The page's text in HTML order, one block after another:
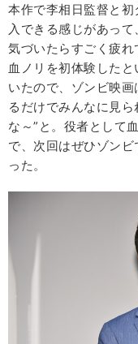
本作で李相日監督と
入できる感じがあって
気づいたらすごく疲
血ノリを初体験した
いたので、ゾンビ映
るだけでみんなに見
な～”と。役者として
で、次回はぜひゾン
った。